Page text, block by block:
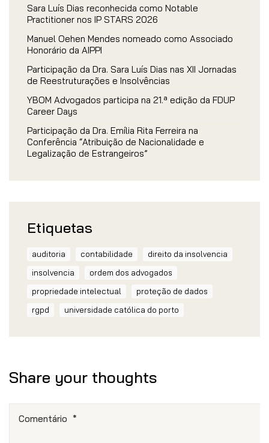
Sara Luís Dias reconhecida como Notable
Practitioner nos IP STARS 2026
Manuel Oehen Mendes nomeado como Associado
Honorário da AIPPI
Participação da Dra. Sara Luís Dias nas XII Jornadas
de Reestruturações e Insolvências
YBOM Advogados participa na 21.ª edição da FDUP
Career Days
Participação da Dra. Emília Rita Ferreira na
Conferência “Atribuição de Nacionalidade e
Legalização de Estrangeiros”
Etiquetas
auditoria contabilidade
direito da insolvencia
insolvencia
ordem dos advogados
propriedade intelectual
proteção de dados
rgpd
universidade católica do porto
Share your thoughts
Comentário *